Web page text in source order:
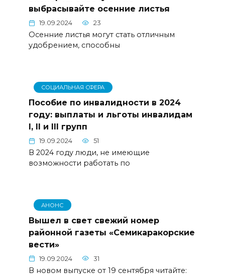
выбрасывайте осенние листья
19.09.2024 23
Осенние листья могут стать отличным
удобрением, способны
СОЦИАЛЬНАЯ СФЕРА
Пособие по инвалидности в 2024
году: выплаты и льготы инвалидам
I, II и III групп
19.09.2024 51
В 2024 году люди, не имеющие
возможности работать по
АНОНС
Вышел в свет свежий номер
районной газеты «Семикаракорские
вести»
19.09.2024 31
В новом выпуске от 19 сентября читайте: